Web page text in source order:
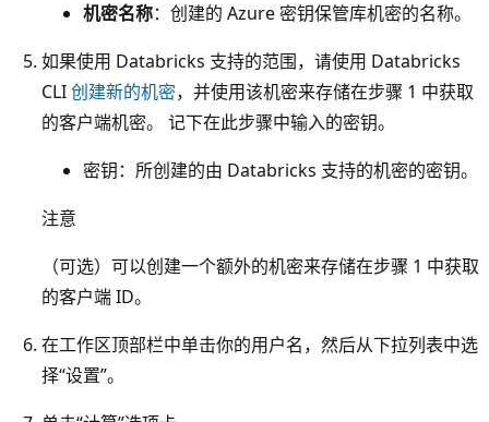
机密名称：创建的 Azure 密钥保管库机密的名称。
如果使用 Databricks 支持的范围，请使用 Databricks
CLI创建新的机密，并使用该机密来存储在步骤 1 中获取
的客户端机密。 记下在此步骤中输入的密钥。
密钥：所创建的由 Databricks 支持的机密的密钥。
注意
（可选）可以创建一个额外的机密来存储在步骤 1 中获取
的客户端 ID。
在工作区顶部栏中单击你的用户名，然后从下拉列表中选
择“设置”。